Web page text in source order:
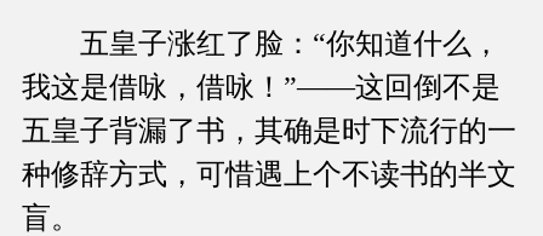
五皇子涨红了脸：“你知道什么，
我这是借咏，借咏！”——这回倒不是
五皇子背漏了书，其确是时下流行的一
种修辞方式，可惜遇上个不读书的半文
盲。